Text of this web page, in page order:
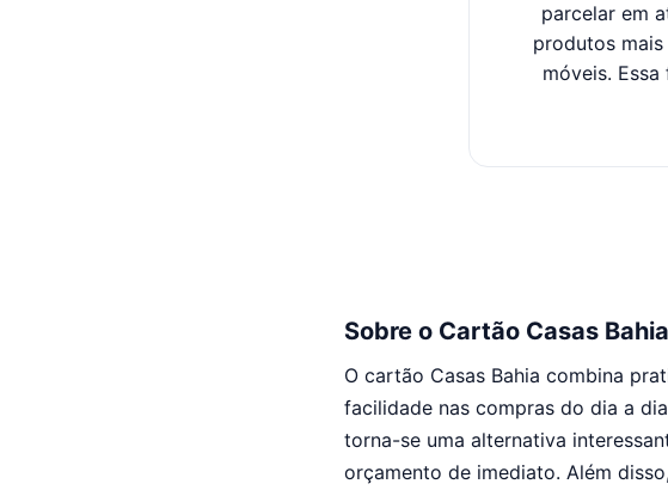
parcelar em
produtos
móveis.
Sobre o Cartão Casas Bahia
O cartão Casas Bahia combina
facilidade nas compras do dia a
torna-se uma alternativa
orçamento de imediato. Além